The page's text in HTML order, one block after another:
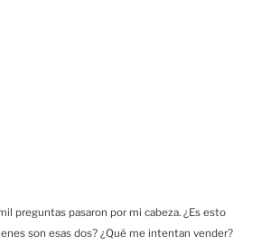
preguntas pasaron por mi cabeza. ¿Es esto
son esas dos? ¿Qué me intentan vender?